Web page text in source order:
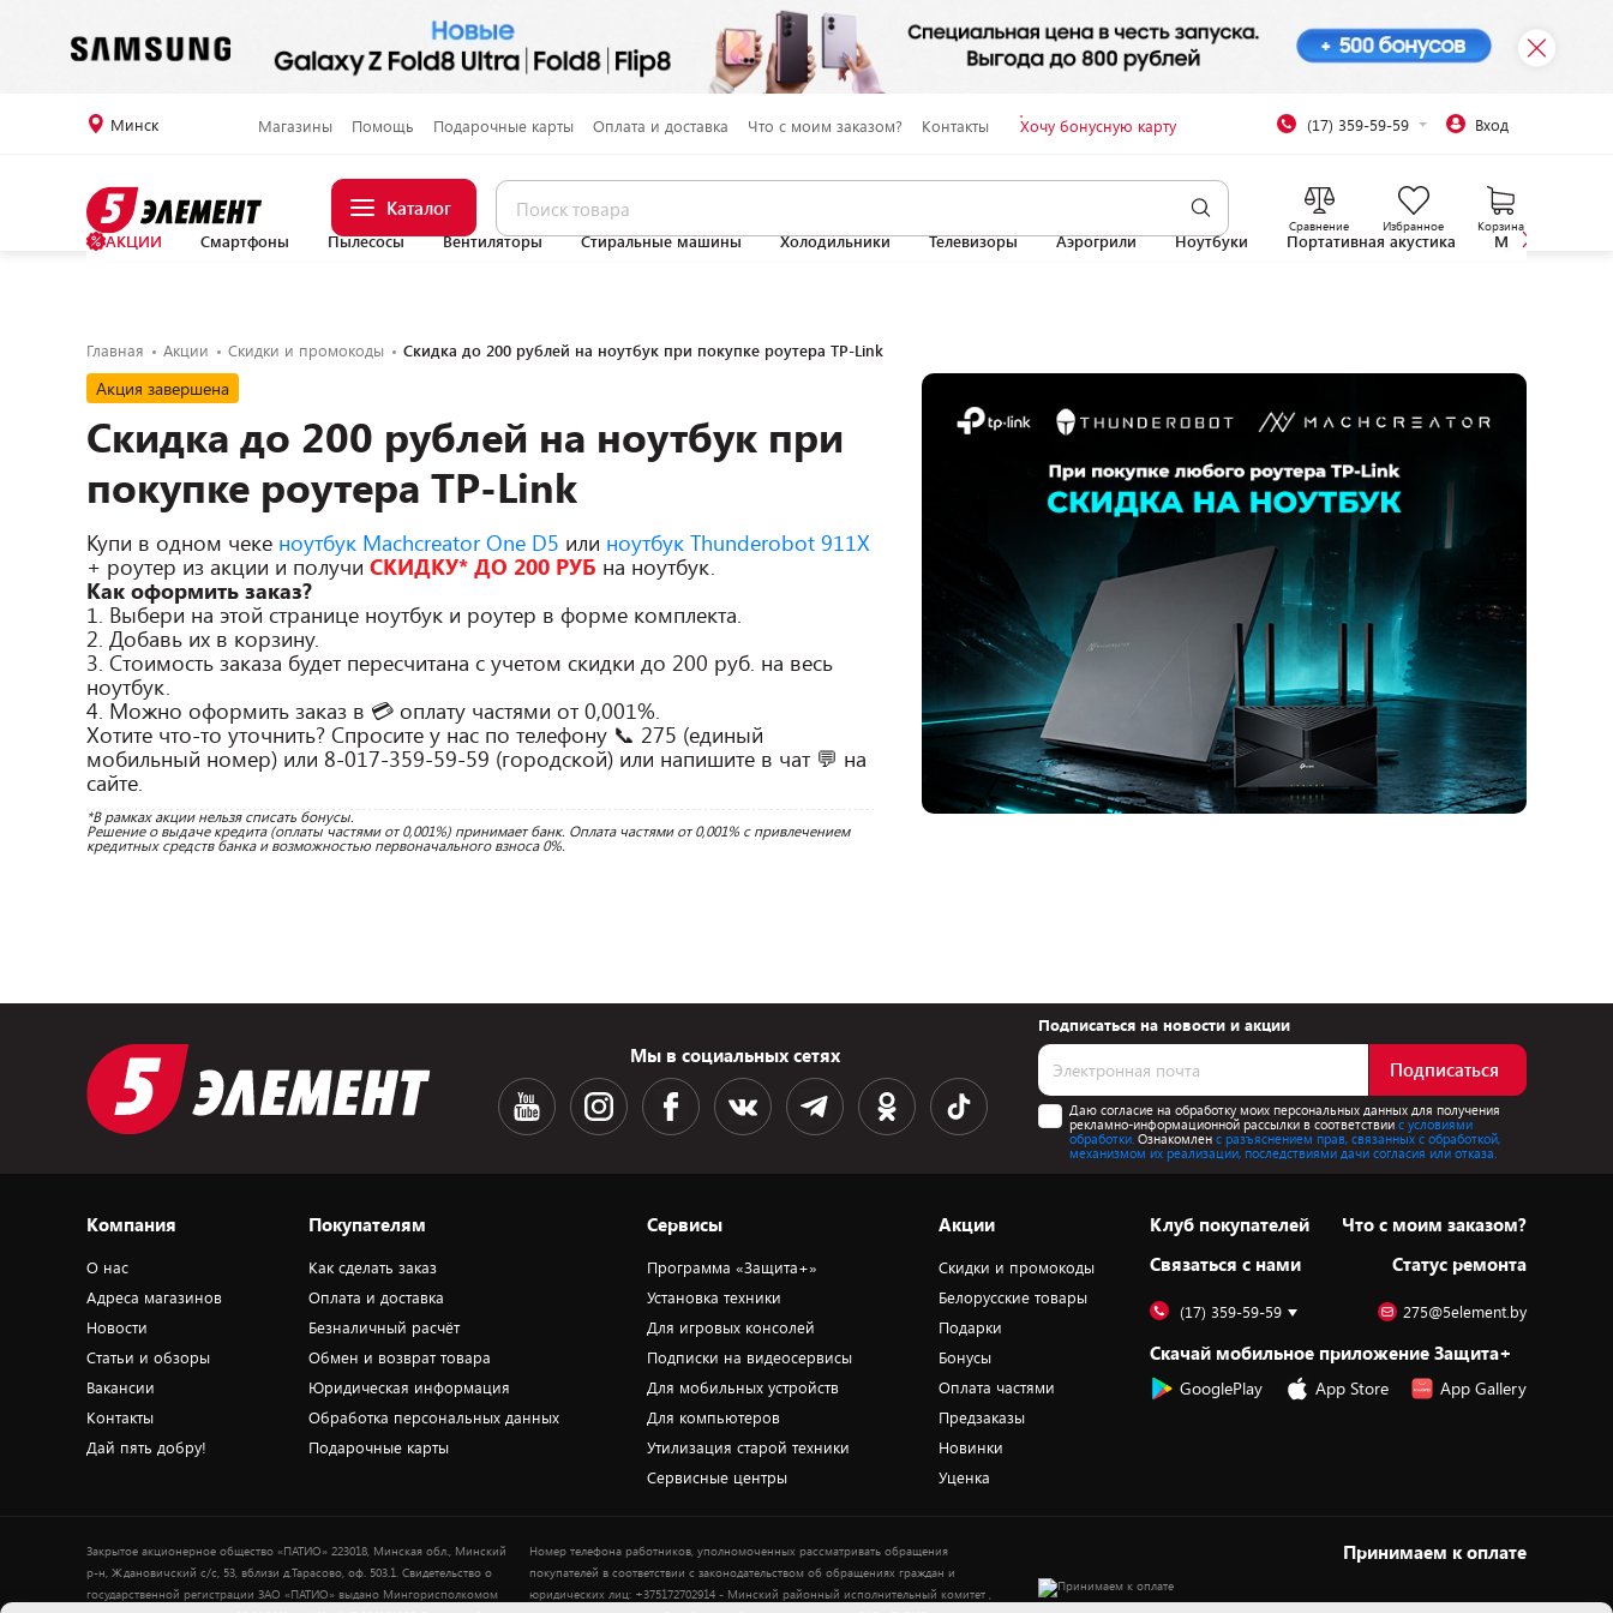
Минск Магазины Помощь Подарочные карты Оплата и доставка Что с моим заказом? Контакты Хочу бонусную карту (17) 359-59-59 Вход
Каталог
Сравнение Избранное Корзина
АКЦИИ Смартфоны Пылесосы Вентиляторы Стиральные машины Холодильники Телевизоры Аэрогрили Ноутбуки Портативная акустика
Главная Акции Скидки и промокоды Скидка до 200 рублей на ноутбук при покупке роутера TP-Link
Акция завершена
Скидка до 200 рублей на ноутбук при
покупке роутера TP-Link
Купи в одном чеке ноутбук Machcreator One D5 или ноутбук Thunderobot 911X
+ роутер из акции и получи СКИДКУ* ДО 200 РУБ на ноутбук.
Как оформить заказ?
1. Выбери на этой странице ноутбук и роутер в форме комплекта.
2. Добавь их в корзину.
3. Стоимость заказа будет пересчитана с учетом скидки до 200 руб. на весь
ноутбук.
4. Можно оформить заказ в 💳 оплату частями от 0,001%.
Хотите что-то уточнить? Спросите у нас по телефону 📞 275 (единый
мобильный номер) или 8-017-359-59-59 (городской) или напишите в чат 💬 на
сайте.
*В рамках акции нельзя списать бонусы.
Решение о выдаче кредита (оплаты частями от 0,001%) принимает банк. Оплата частями от 0,001% с привлечением
кредитных средств банка и возможностью первоначального взноса 0%.
Мы в социальных сетях
Подписаться на новости и акции
Подписаться
Даю согласие на обработку моих персональных данных для получения
рекламно-информационной рассылки в соответствиис условиями
обработки. Ознакомлен с разъяснением прав, связанных с обработкой,
механизмом их реализации, последствиями дачи согласия или отказа.
Компания
О нас
Адреса магазинов
Новости
Статьи и обзоры
Вакансии
Контакты
Дай пять добру!
Покупателям
Как сделать заказ
Оплата и доставка
Безналичный расчёт
Обмен и возврат товара
Юридическая информация
Обработка персональных данных
Подарочные карты
Сервисы
Программа «Защита+»
Установка техники
Для игровых консолей
Подписки на видеосервисы
Для мобильных устройств
Для компьютеров
Утилизация старой техники
Сервисные центры
Акции
Скидки и промокоды
Белорусские товары
Подарки
Бонусы
Оплата частями
Предзаказы
Новинки
Уценка
Клуб покупателей
Cвязаться с нами
Что с моим заказом?
Статус ремонта
(17) 359-59-59 275@5element.by
Скачай мобильное приложение Защита+
GooglePlay App Store App Gallery
Закрытое акционерное общество «ПАТИО» 223018, Минская обл., Минский
р-н, Ждановичский с/с, 53, вблизи д.Тарасово, оф. 503.1. Свидетельство о
государственной регистрации ЗАО «ПАТИО» выдано Мингорисполкомом
Номер телефона работников, уполномоченных рассматривать обращения
покупателей в соответствии с законодательством об обращениях граждан и
юридических лиц: +375172702914 - Минский районный исполнительный комитет ,
Принимаем к оплате